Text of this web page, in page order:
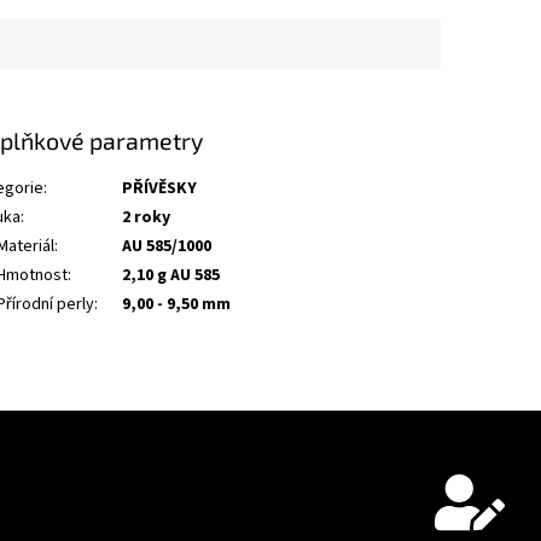
parametry
:
PŘÍVĚSKY
:
2 roky
:
AU 585/1000
:
2,10 g AU 585
perly: 9,00 - 9,50 mm